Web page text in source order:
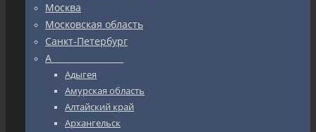
Москва
Московская область
Санкт-Петербург
А_________________
Адыгея
Амурская область
Алтайский край
Архангельск